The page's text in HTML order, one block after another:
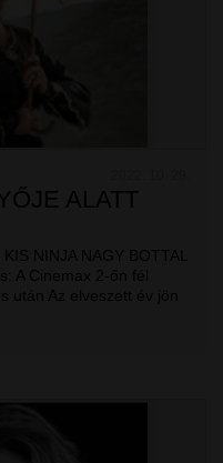
ALATT
NINJA NAGY BOTTAL
A Cinemax 2-őn fél
után Az elveszett év jön